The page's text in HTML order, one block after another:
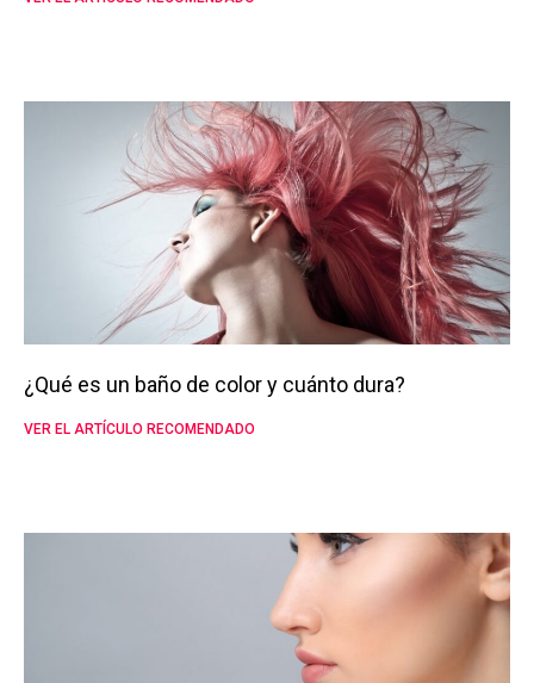
¿Qué es un baño de color y cuánto dura?
VER EL ARTÍCULO RECOMENDADO